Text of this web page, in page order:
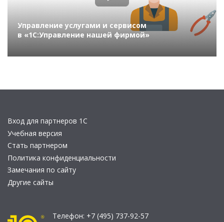
Управление услугами и сервисом
в «1С:Управление нашей фирмой»
Вход для партнеров 1С
Учебная версия
Стать партнером
Политика конфиденциальности
Замечания по сайту
Другие сайты
Телефон: +7 (495) 737-92-57